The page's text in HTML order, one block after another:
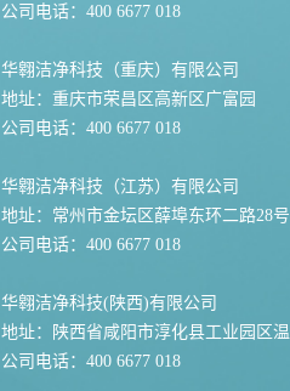
公司电话：400 6677 018
华翱洁净科技（重庆）有限公司
地址：重庆市荣昌区高新区广富园
公司电话：400 6677 018
华翱洁净科技（江苏）有限公司
地址：常州市金坛区薛埠东环二路28号
公司电话：400 6677 018
华翱洁净科技(陕西)有限公司
地址：陕西省咸阳市淳化县工业园区
公司电话：400 6677 018